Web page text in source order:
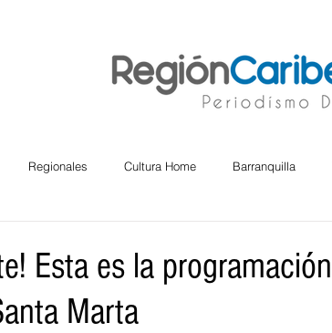
Regionales Cultura Home Barranquilla
Hermanos Mayores
Esta es la
Marta